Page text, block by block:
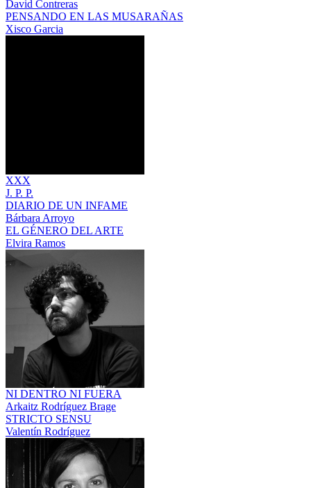
David Contreras
PENSANDO EN LAS MUSARAÑAS
Xisco Garcia
XXX
J. P. P.
DIARIO DE UN INFAME
Bárbara Arroyo
EL GÉNERO DEL ARTE
Elvira Ramos
NI DENTRO NI FUERA
Arkaitz Rodríguez Brage
STRICTO SENSU
Valentín Rodríguez